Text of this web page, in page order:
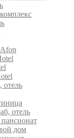
отель
отель
дом